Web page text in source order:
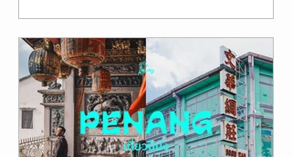
Institute of Technology
Plaza ผลงานชิ้นเอกของ Junya
Ishigami วิธีการเดินทางไป KAIT Plaza
วิธีไป Kanagawa Institute of
Technology review Junya Ishigami รีวิว
KAIT Plaza วิธีไป Kanagawa Institute
of Technology review Junya Ishigami
ที่เที่ยวใหม่ๆ ใกล้โตเกียว แกลอรี่ใน